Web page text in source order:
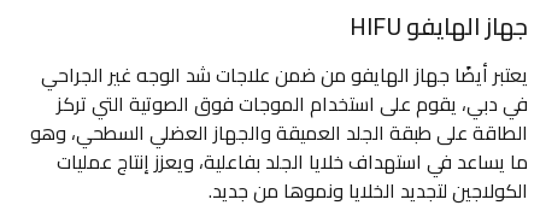
جهاز الهايفو HIFU
يعتبر أيضًا جهاز الهايفو من ضمن علاجات شد الوجه غير الجراحي
في دبي، يقوم على استخدام الموجات فوق الصوتية التي تركز
الطاقة على طبقة الجلد العميقة والجهاز العضلي السطحي، وهو
ما يساعد في استهداف خلايا الجلد بفاعلية، ويعزز إنتاج عمليات
الكولاجين لتجديد الخلايا ونموها من جديد.